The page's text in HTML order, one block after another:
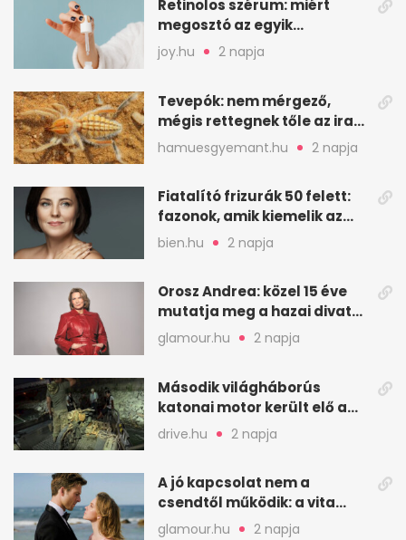
Retinolos szérum: miért
megosztó az egyik
leghatásosabb
öregedésgátló?
joy.hu 2 napja
Tevepók: nem mérgező,
mégis rettegnek tőle az iraki
sivatagban
hamuesgyemant.hu 2 napja
Fiatalító frizurák 50 felett:
fazonok, amik kiemelik az
arcodat
bien.hu 2 napja
Orosz Andrea: közel 15 éve
mutatja meg a hazai divat
arcait
glamour.hu 2 napja
Második világháborús
katonai motor került elő a
Dunából a Batthyány térnél
drive.hu 2 napja
A jó kapcsolat nem a
csendtől működik: a vita
néha egészséges jel
glamour.hu 2 napja